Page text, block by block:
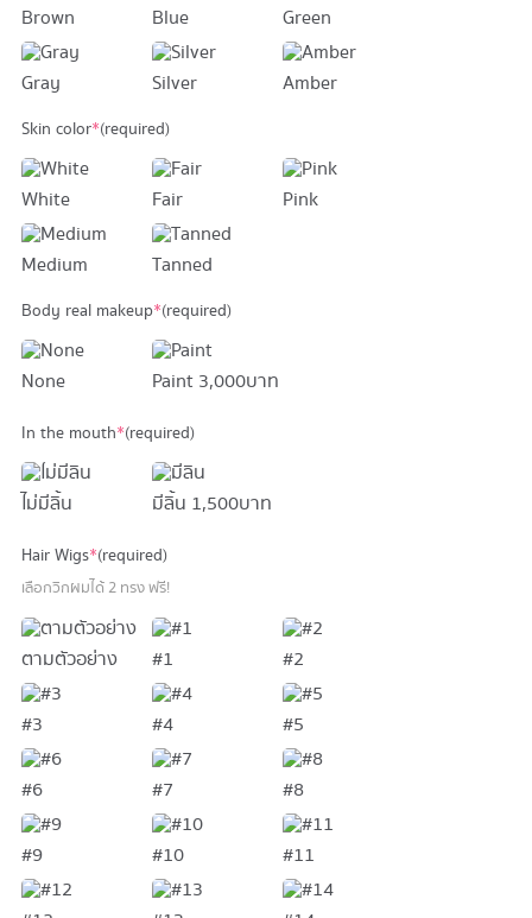
Brown Blue Green
Gray Silver Amber
Skin color*(required)
White Fair Pink
Medium Tanned
Body real makeup*(required)
None Paint 3,000 บาท
In the mouth*(required)
ไม่มีลิ้น มีลิ้น 1,500 บาท
Hair Wigs*(required)
เลือกวิกผมได้ 2 ทรง ฟรี!
ตามตัวอย่าง #1 #2
#3 #4 #5
#6 #7 #8
#9 #10 #11